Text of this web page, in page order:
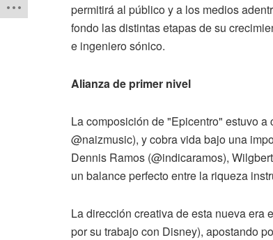
permitirá al público y a los medios
fondo las distintas etapas de su
e ingeniero sónico.
Alianza de primer nivel
La composición de "Epicentro" estuvo
@naizmusic), y cobra vida bajo una
Dennis Ramos (@indicaramos),
un balance perfecto entre la riqueza
La dirección creativa de esta nueva era
por su trabajo con Disney), apostando